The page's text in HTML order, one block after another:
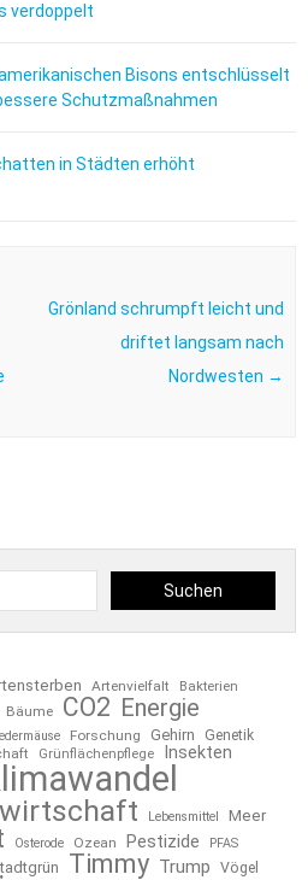
verdoppelt
Bisons entschlüsselt
Schutzmaßnahmen
in Städten erhöht
Grönland schrumpft leicht und
driftet langsam nach
Nordwesten →
Suchen
Artenvielfalt
Bakterien
Bäume CO2 Energie
Forschung Gehirn Genetik
Grünflächenpflege Insekten
Lebensmittel
Meer
Osterode Ozean Pestizide PFAS
Timmy Trump Vögel